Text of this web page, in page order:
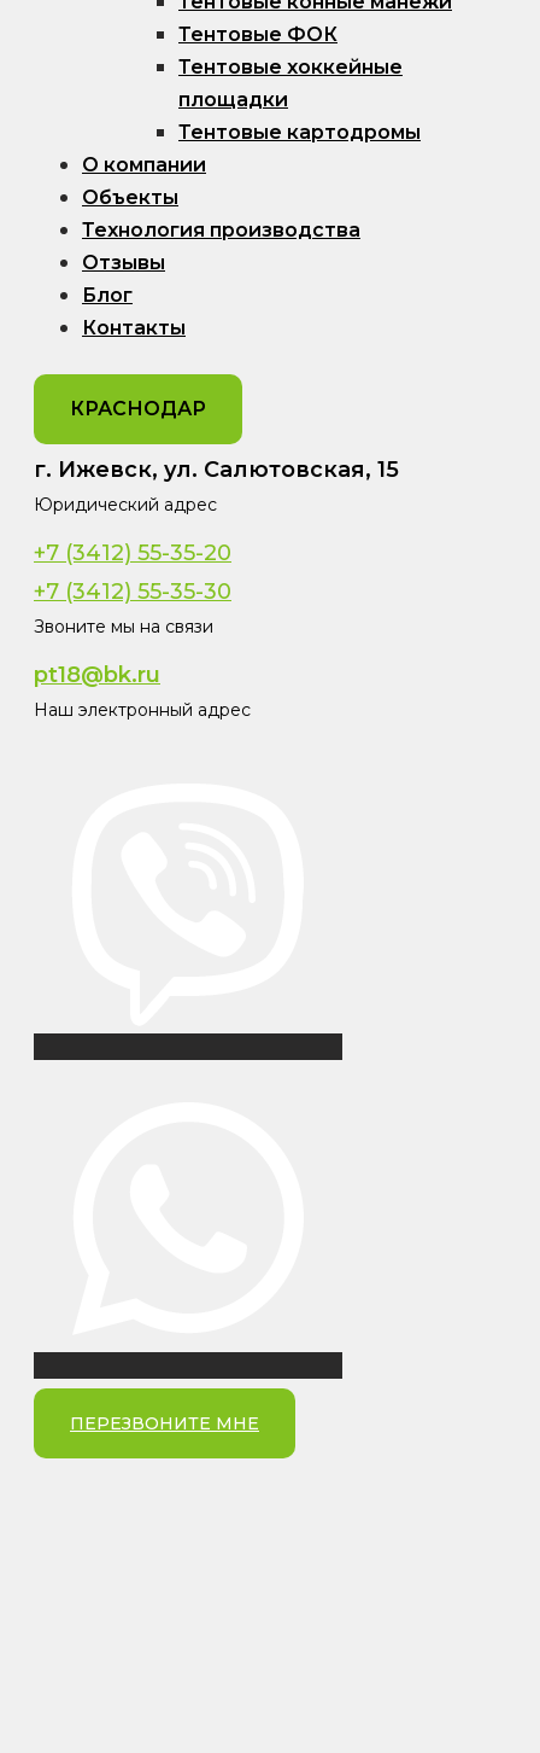
Тентовые ФОК
Тентовые хоккейные
площадки
Тентовые картодромы
О компании
Объекты
Технология производства
Отзывы
Блог
Контакты
КРАСНОДАР
г. Ижевск, ул. Салютовская, 15
Юридический адрес
+7 (3412) 55-35-20
+7 (3412) 55-35-30
Звоните мы на связи
pt18@bk.ru
Наш электронный адрес
ПЕРЕЗВОНИТЕ МНЕ